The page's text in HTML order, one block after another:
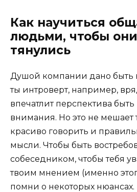
Как научиться
людьми, чтобы
тянулись
Душой компании дано быть
ты интроверт, например,
впечатлит перспектива
внимания. Но это не мешает
красиво говорить и
мысли. Чтобы быть
собеседником, чтобы тебя
твоим мнением (именно
помни о некоторых нюансах.